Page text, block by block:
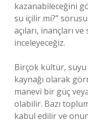
kazanabileceğini
su içilir mi?”
açıları, inançları ve
inceleyeceğiz.
Birçok kültür, suyu
kaynağı olarak
manevi bir güç
olabilir. Bazı
kabul edilir ve